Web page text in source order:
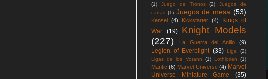
(1)
Juego de Tronos (2)
Juegos de
cartas (1) Juegos de mesa (53)
Kensei (4) Kickstarter (4)
Kings of
War
(19)
Knight Models
(227)
La Guerra del Anillo (9)
Legion of Everblight (33) Liga
(2)
Ligas de los Votann
(1) Lothlorien (1)
Mantic (6) Marvel Universe (4) Marvel
Universe Miniature Game
(35)